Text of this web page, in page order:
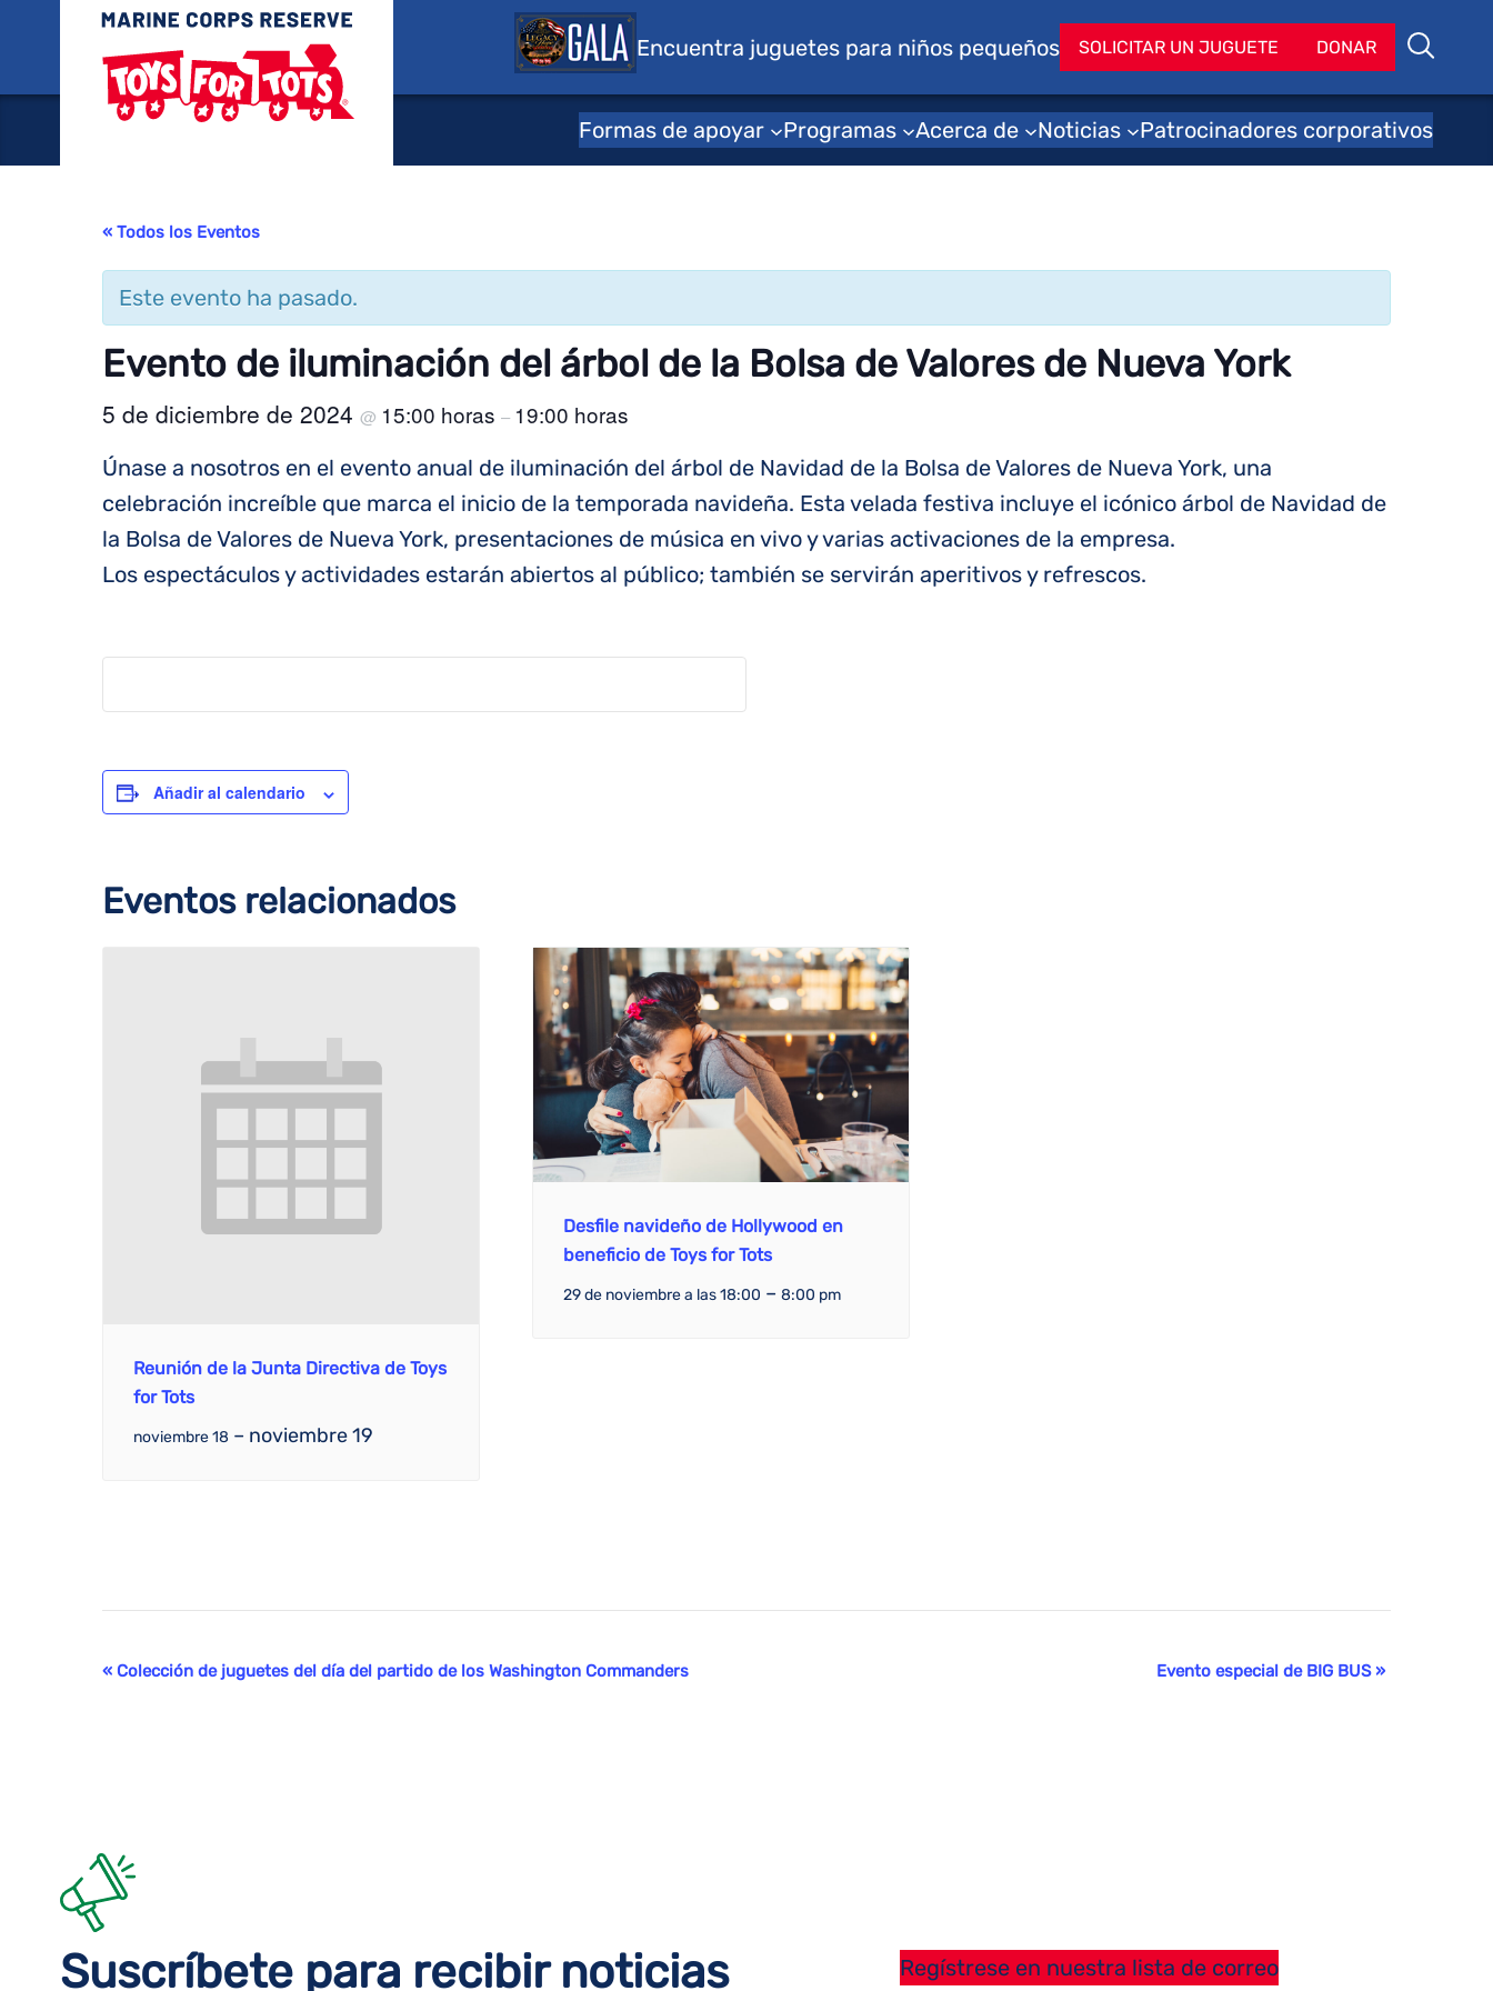
Juguetes para niños
Encuentra juguetes para niños pequeños
SOLICITAR UN JUGUETE DONAR
Buscar
Formas de apoyar Programas Acerca de Noticias Patrocinadores corporativos
« Todos los Eventos
Este evento ha pasado.
Evento de iluminación del árbol de la Bolsa de Valores de Nueva York
5 de diciembre de 2024 @ 15:00 horas – 19:00 horas
Únase a nosotros en el evento anual de iluminación del árbol de Navidad de la Bolsa de Valores de Nueva York, una
celebración increíble que marca el inicio de la temporada navideña. Esta velada festiva incluye el icónico árbol de Navidad de
la Bolsa de Valores de Nueva York, presentaciones de música en vivo y varias activaciones de la empresa.
Los espectáculos y actividades estarán abiertos al público; también se servirán aperitivos y refrescos.
Añadir al calendario
Eventos relacionados
Reunión de la Junta Directiva de Toys
for Tots
noviembre 18 – noviembre 19
Desfile navideño de Hollywood en
beneficio de Toys for Tots
29 de noviembre a las 18:00 – 8:00 pm
Evento
« Colección de juguetes del día del partido de los Washington Commanders Evento especial de BIG BUS »
Suscríbete para recibir noticias Regístrese en nuestra lista de correo